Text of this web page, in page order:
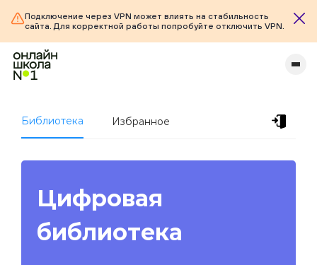
Подключение через VPN может влиять на стабильность
сайта. Для корректной работы попробуйте отключить VPN.
Библиотека Избранное
Цифровая
библиотека